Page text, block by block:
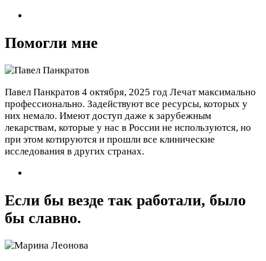
Помогли мне
Павел Панкратов 4 октября, 2025 год Лечат максимально
профессионально. Задействуют все ресурсы, которых у
них немало. Имеют доступ даже к зарубежным
лекарствам, которые у нас в России не используются, но
при этом котируются и прошли все клинические
исследования в других странах.
Если бы везде так работали, было
бы славно.